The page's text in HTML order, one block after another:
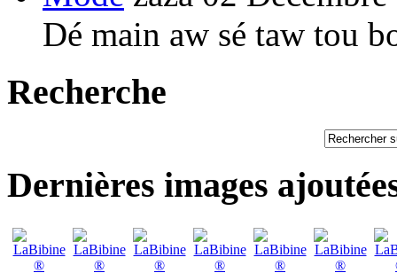
Dé main aw sé taw tou
Recherche
Dernières images